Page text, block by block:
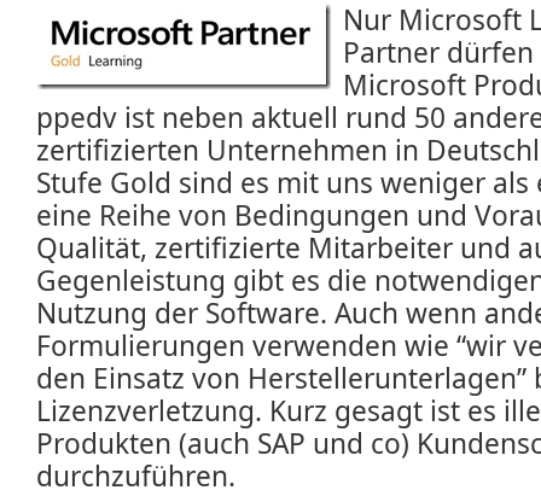
Nur Microsoft
Partner
Microsoft
ppedv ist neben aktuell rund 50
zertifizierten Unternehmen in
Stufe Gold sind es mit uns weniger
eine Reihe von Bedingungen und
Qualität, zertifizierte Mitarbeiter und
Gegenleistung gibt es die
Nutzung der Software. Auch wenn
Formulierungen verwenden wie “wir
den Einsatz von Herstellerunterlagen”
Lizenzverletzung. Kurz gesagt ist es
Produkten (auch SAP und co)
durchzuführen.